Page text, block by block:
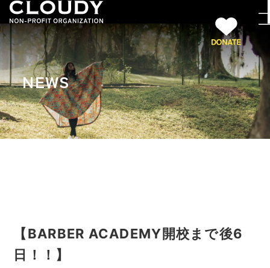
NEWS
【BARBER ACADEMY開校まで後6
日！！】